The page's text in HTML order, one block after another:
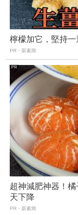
檸檬加它，堅持
PR・新素簡
超神減肥神器！
天下降
PR・新素簡